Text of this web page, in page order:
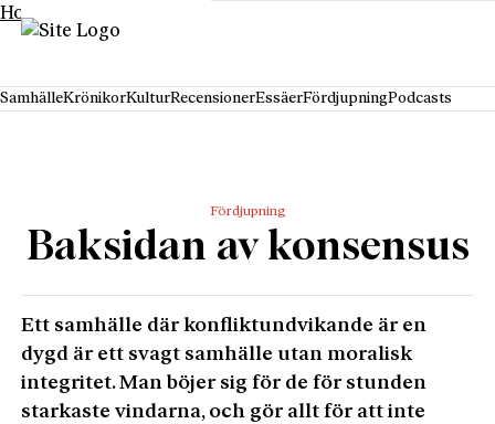
Hoppa till innehåll
SamhälleKrönikorKulturRecensionerEssäerFördjupningPodcasts
Fördjupning
Baksidan av konsensus
Ett samhälle där konfliktundvikande är en
dygd är ett svagt samhälle utan moralisk
integritet. Man böjer sig för de för stunden
starkaste vindarna, och gör allt för att inte